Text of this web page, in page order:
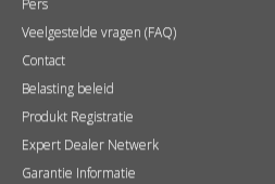
Pers
Veelgestelde vragen (FAQ)
Contact
Belasting beleid
Produkt Registratie
Expert Dealer Netwerk
Garantie Informatie